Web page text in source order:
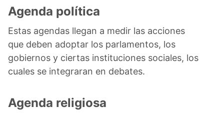
Agenda política
Estas agendas llegan a medir las acciones
que deben adoptar los parlamentos, los
gobiernos y ciertas instituciones sociales, los
cuales se integraran en debates.
Agenda religiosa